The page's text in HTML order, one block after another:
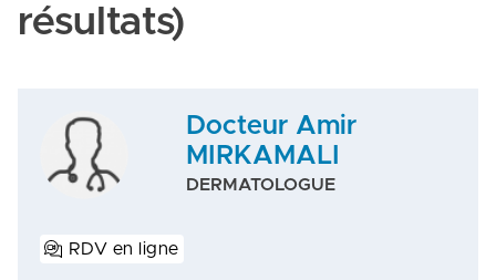
résultats)
Docteur Amir
MIRKAMALI
DERMATOLOGUE
RDV en ligne